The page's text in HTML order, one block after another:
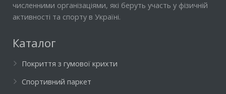
численними організаціями, які беруть участь у фізичній
активності та спорту в Україні.
Каталог
Покриття з гумової крихти
Спортивний паркет